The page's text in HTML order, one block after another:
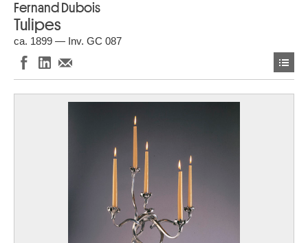
Fernand Dubois
Tulipes
ca. 1899 — Inv. GC 087